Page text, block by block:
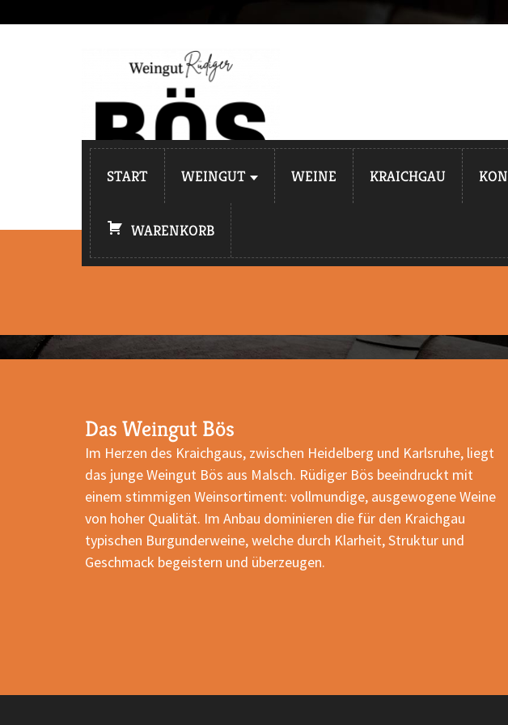
START
WEINGUT WEINE KRAICHGAU
WARENKORB
Das Weingut Bös
Im Herzen des Kraichgaus, zwischen Heidelberg und Karlsruhe, liegt
das junge Weingut Bös aus Malsch. Rüdiger Bös beeindruckt mit
einem stimmigen Weinsortiment: vollmundige, ausgewogene Weine
von hoher Qualität. Im Anbau dominieren die für den Kraichgau
typischen Burgunderweine, welche durch Klarheit, Struktur und
Geschmack begeistern und überzeugen.